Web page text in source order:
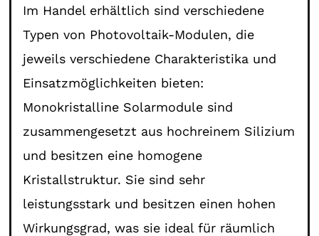
Im Handel erhältlich sind verschiedene
Typen von Photovoltaik-Modulen, die
jeweils verschiedene Charakteristika und
Einsatzmöglichkeiten bieten:
Monokristalline Solarmodule sind
zusammengesetzt aus hochreinem Silizium
und besitzen eine homogene
Kristallstruktur. Sie sind sehr
leistungsstark und besitzen einen hohen
Wirkungsgrad, was sie ideal für räumlich